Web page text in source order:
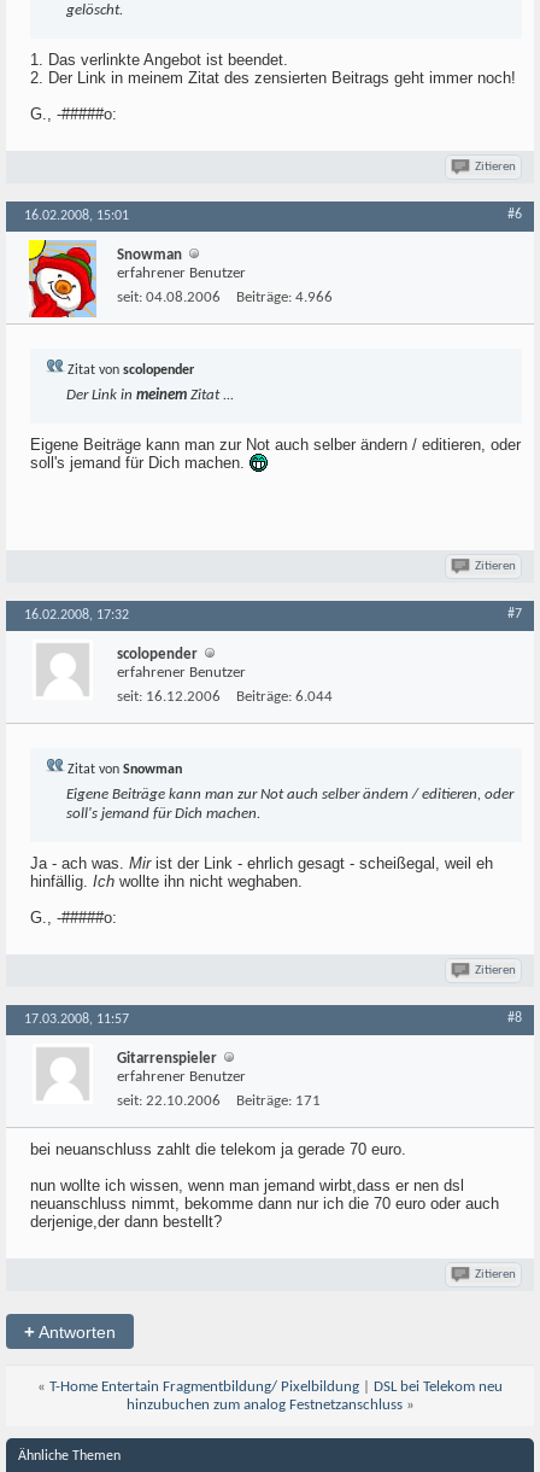
gelöscht.
1. Das verlinkte Angebot ist beendet.
2. Der Link in meinem Zitat des zensierten Beitrags geht immer noch!
G., -#####o:
Zitieren
16.02.2008, 15:01 #6
Snowman
erfahrener Benutzer
seit: 04.08.2006 Beiträge: 4.966
Zitat von scolopender
Der Link in meinem Zitat ...
Eigene Beiträge kann man zur Not auch selber ändern / editieren, oder
soll's jemand für Dich machen.
Zitieren
16.02.2008, 17:32 #7
scolopender
erfahrener Benutzer
seit: 16.12.2006 Beiträge: 6.044
Zitat von Snowman
Eigene Beiträge kann man zur Not auch selber ändern / editieren, oder
soll's jemand für Dich machen.
Ja - ach was. Mirist der Link - ehrlich gesagt - scheißegal, weil eh
hinfällig. Ich wollte ihn nicht weghaben.
G., -#####o:
Zitieren
17.03.2008, 11:57 #8
Gitarrenspieler
erfahrener Benutzer
seit: 22.10.2006 Beiträge: 171
bei neuanschluss zahlt die telekom ja gerade 70 euro.
nun wollte ich wissen, wenn man jemand wirbt,dass er nen dsl
neuanschluss nimmt, bekomme dann nur ich die 70 euro oder auch
derjenige,der dann bestellt?
Zitieren
+Antworten
« T-Home Entertain Fragmentbildung/ Pixelbildung
DSL bei Telekom neu
hinzubuchen zum analog Festnetzanschluss »
Ähnliche Themen